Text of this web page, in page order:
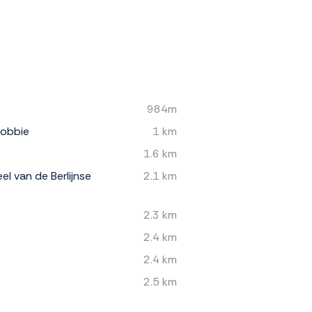
984m
1 km
1.6 km
van de Berlijnse
2.1 km
2.3 km
2.4 km
2.4 km
2.5 km